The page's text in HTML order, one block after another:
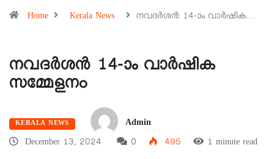
Home Kerala News നവദർശൻ 14-ാം വാർഷിക…
നവദർശൻ 14-ാം വാർഷിക
സമ്മേളനം
KERALA NEWS
Admin
December 13, 2024
0 495 1 minute read